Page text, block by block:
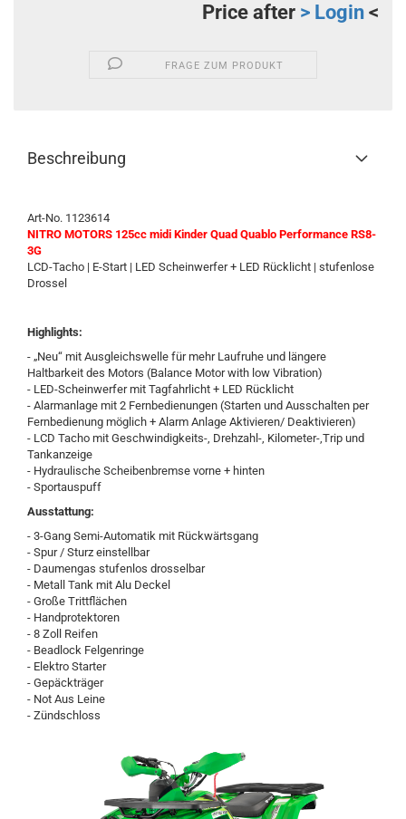
Price after > Login <
FRAGE ZUM PRODUKT
Beschreibung
Art-No. 1123614
NITRO MOTORS 125cc midi Kinder Quad Quablo Performance RS8-
3G
LCD-Tacho | E-Start | LED Scheinwerfer + LED Rücklicht | stufenlose
Drossel
Highlights:
- „Neu“ mit Ausgleichswelle für mehr Laufruhe und längere
Haltbarkeit des Motors (Balance Motor with low Vibration)
- LED-Scheinwerfer mit Tagfahrlicht + LED Rücklicht
- Alarmanlage mit 2 Fernbedienungen (Starten und Ausschalten per
Fernbedienung möglich + Alarm Anlage Aktivieren/ Deaktivieren)
- LCD Tacho mit Geschwindigkeits-, Drehzahl-, Kilometer-,Trip und
Tankanzeige
- Hydraulische Scheibenbremse vorne + hinten
- Sportauspuff
Ausstattung:
- 3-Gang Semi-Automatik mit Rückwärtsgang
- Spur / Sturz einstellbar
- Daumengas stufenlos drosselbar
- Metall Tank mit Alu Deckel
- Große Trittflächen
- Handprotektoren
- 8 Zoll Reifen
- Beadlock Felgenringe
- Elektro Starter
- Gepäckträger
- Not Aus Leine
- Zündschloss